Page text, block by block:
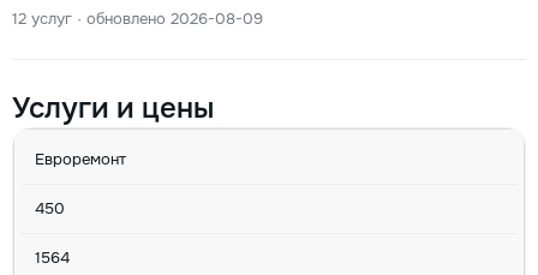
12 услуг · обновлено 2026-08-09
Услуги и цены
УСЛУГА
Евроремонт
450
1564